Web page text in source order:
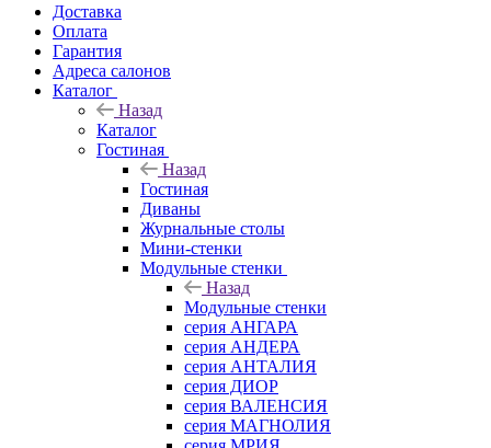
Доставка
Оплата
Гарантия
Адреса салонов
Каталог
Назад
Каталог
Гостиная
Назад
Гостиная
Диваны
Журнальные столы
Мини-стенки
Модульные стенки
Назад
Модульные стенки
серия АНГАРА
серия АНДЕРА
серия АНТАЛИЯ
серия ДИОР
серия ВАЛЕНСИЯ
серия МАГНОЛИЯ